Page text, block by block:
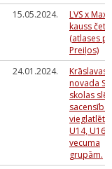
15.05.2024.
LVS x
kauss
(atlases
Preiļos)
24.01.2024.
Krāslavas
novada
skolas
U14, U16
vecuma
grupām.